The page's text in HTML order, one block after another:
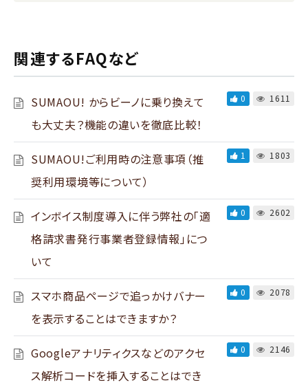
関連するFAQなど
SUMAOU! からビーノに乗り換えて
も大丈夫？機能の違いを徹底比較！
0 1611
SUMAOU!ご利用時の注意事項（推
奨利用環境等について）
1 1803
インボイス制度導入に伴う弊社の「適
格請求書発行事業者登録情報」につ
いて
0 2602
スマホ商品ページで追っかけバナー
を表示することはできますか？
0 2078
Googleアナリティクスなどのアクセ
ス解析コードを挿入することはでき
0 2146